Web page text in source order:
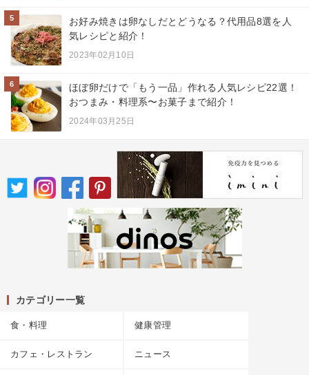
5
お好み焼きは卵なしだとどうなる？代用品8選を人
気レシピと紹介！
2023年02月10日
6
ほぼ卵だけで「もう一品」作れる人気レシピ22選！
おつまみ・料理系〜お菓子まで紹介！
2024年03月25日
カテゴリー一覧
食・料理 健康管理
カフェ・レストラン ニュース